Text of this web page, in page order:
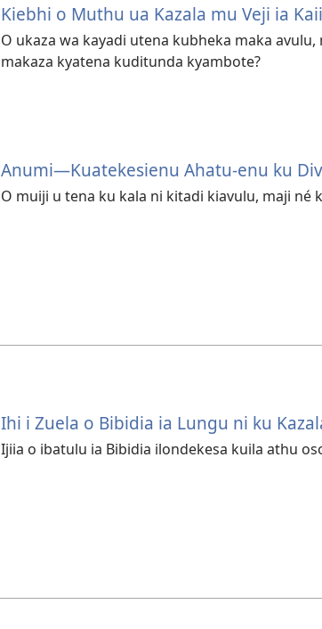
Kiebhi o Muthu ua Kazala mu Veji ia
O ukaza wa kayadi utena kubheka maka
makaza kyatena kuditunda kyambote?
Anumi—Kuatekesienu Ahatu-enu ku
O muiji u tena ku kala ni kitadi kiavulu, maji né
Ihi i Zuela o Bibidia ia Lungu ni ku
Ijiia o ibatulu ia Bibidia ilondekesa kuila athu